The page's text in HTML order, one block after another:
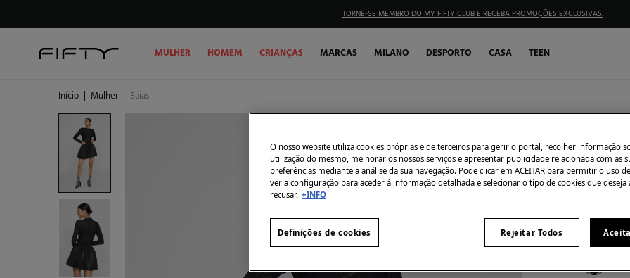
TORNE-SE MEMBRO DO MY FIFTY CLUB E RECEBA PROMOÇÕES EXCLUSIVAS.
MULHER HOMEM CRIANÇAS MARCAS MILANO DESPORTO CASA TEEN
Início | Mulher | Saias
Mini
22,99 €
39,99 €
Preto
O nosso website utiliza cookies próprias e de terceiros para gerir o portal, recolher informação
utilização do mesmo, melhorar os nossos serviços e apresentar publicidade relacionada com as
preferências mediante a análise da sua navegação. Pode clicar em ACEITAR para permitir o uso
ver a configuração para aceder à informação detalhada e selecionar o tipo de cookies que deseja
recusar. +INFO
Rejeitar Todos
Definições de cookies